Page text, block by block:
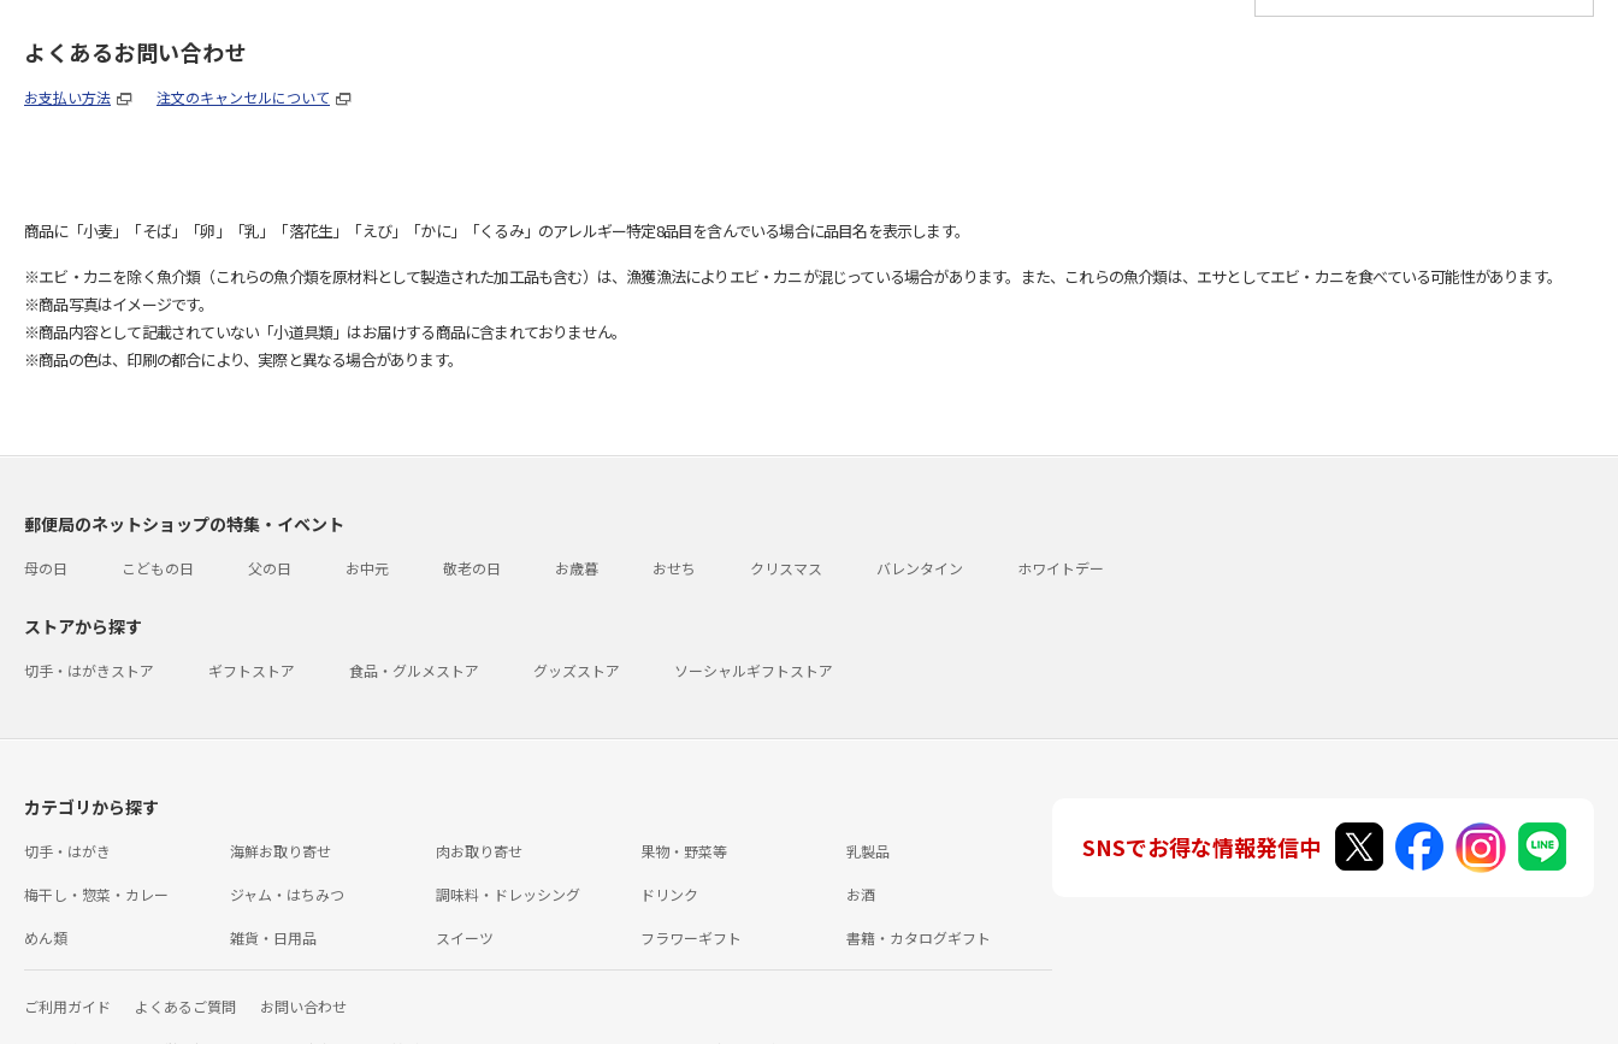
よくあるお問い合わせ
お支払い方法 注文のキャンセルについて
商品に「小麦」「そば」「卵」「乳」「落花生」「えび」「かに」「くるみ」のアレルギー特定8品目を含んでいる場合に品目名を表示します。
※エビ・カニを除く魚介類（これらの魚介類を原材料として製造された加工品も含む）は、漁獲漁法によりエビ・カニが混じっている場合があります。また、これらの魚介類は、エサとしてエビ・カニを食べている可能性があります。
※商品写真はイメージです。
※商品内容として記載されていない「小道具類」はお届けする商品に含まれておりません。
※商品の色は、印刷の都合により、実際と異なる場合があります。
郵便局のネットショップの特集・イベント
母の日 こどもの日 父の日 お中元 敬老の日 お歳暮 おせち クリスマス バレンタイン ホワイトデー
ストアから探す
切手・はがきストア ギフトストア 食品・グルメストア グッズストア ソーシャルギフトストア
カテゴリから探す
切手・はがき 海鮮お取り寄せ 肉お取り寄せ 果物・野菜等 乳製品
梅干し・惣菜・カレー ジャム・はちみつ 調味料・ドレッシング ドリンク お酒
めん類 雑貨・日用品 スイーツ フラワーギフト 書籍・カタログギフト
ご利用ガイド よくあるご質問 お問い合わせ
SNSでお得な情報発信中